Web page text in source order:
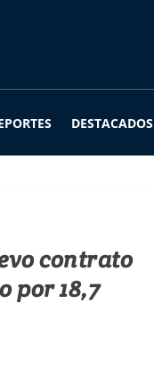
DESTACADOS
contrato
por 18,7